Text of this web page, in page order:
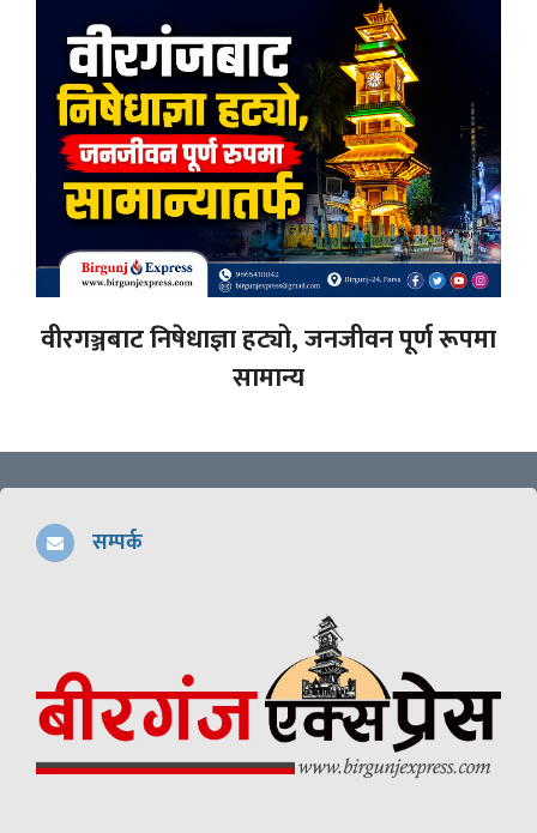
वीरगञ्जबाट निषेधाज्ञा हट्यो, जनजीवन पूर्ण रूपमा
सामान्य
सम्पर्क